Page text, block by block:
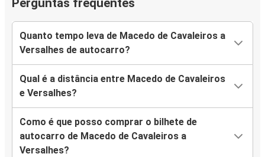
Perguntas frequentes
Quanto tempo leva de Macedo de Cavaleiros a
Versalhes de autocarro?
Qual é a distância entre Macedo de Cavaleiros
e Versalhes?
Como é que posso comprar o bilhete de
autocarro de Macedo de Cavaleiros a
Versalhes?